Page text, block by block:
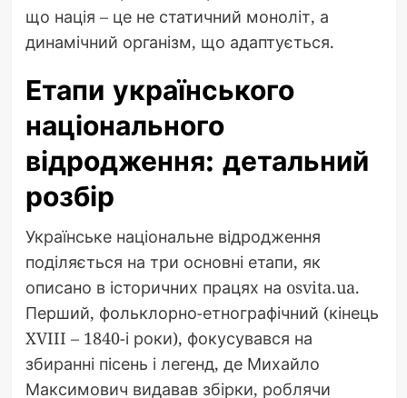
що нація – це не статичний моноліт, а
динамічний організм, що адаптується.
Етапи українського
національного
відродження: детальний
розбір
Українське національне відродження
поділяється на три основні етапи, як
описано в історичних працях на osvita.ua.
Перший, фольклорно-етнографічний (кінець
XVIII – 1840-і роки), фокусувався на
збиранні пісень і легенд, де Михайло
Максимович видавав збірки, роблячи